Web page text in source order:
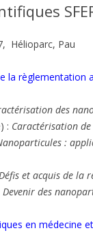
Hélioparc, Pau
la règlementation
des
: Caractérisation
:
et acquis de la
Devenir des
en médecine